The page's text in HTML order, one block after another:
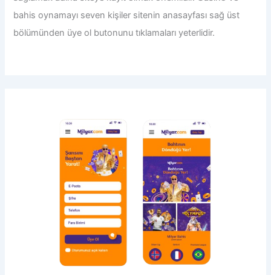
bahis oynamayı seven kişiler sitenin anasayfası sağ üst
bölümünden üye ol butonunu tıklamaları yeterlidir.